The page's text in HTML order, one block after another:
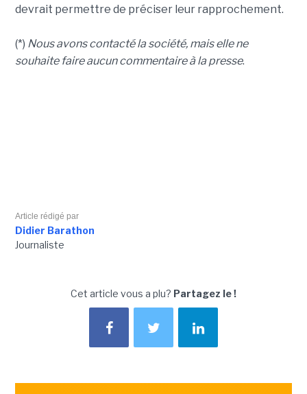
devrait permettre de préciser leur rapprochement.
(*) Nous avons contacté la société, mais elle ne
souhaite faire aucun commentaire à la presse.
Article rédigé par
Didier Barathon
Journaliste
Cet article vous a plu? Partagez le !